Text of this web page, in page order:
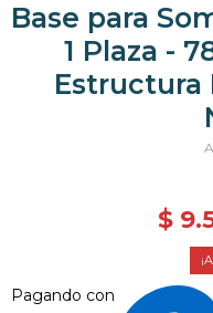
Base para
1 Plaza -
Estructura
$
Pagando con